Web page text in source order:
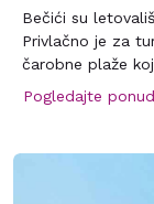
Bečići su
Privlačno je za
čarobne plaže
sitnim šljunkom.
pri u Parizu kao
prodavnicama,
Pogledajte